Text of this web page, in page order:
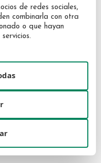
EDT 100ml + 2 lotion 50ml
de redes sociales,
combinarla con otra
o que hayan